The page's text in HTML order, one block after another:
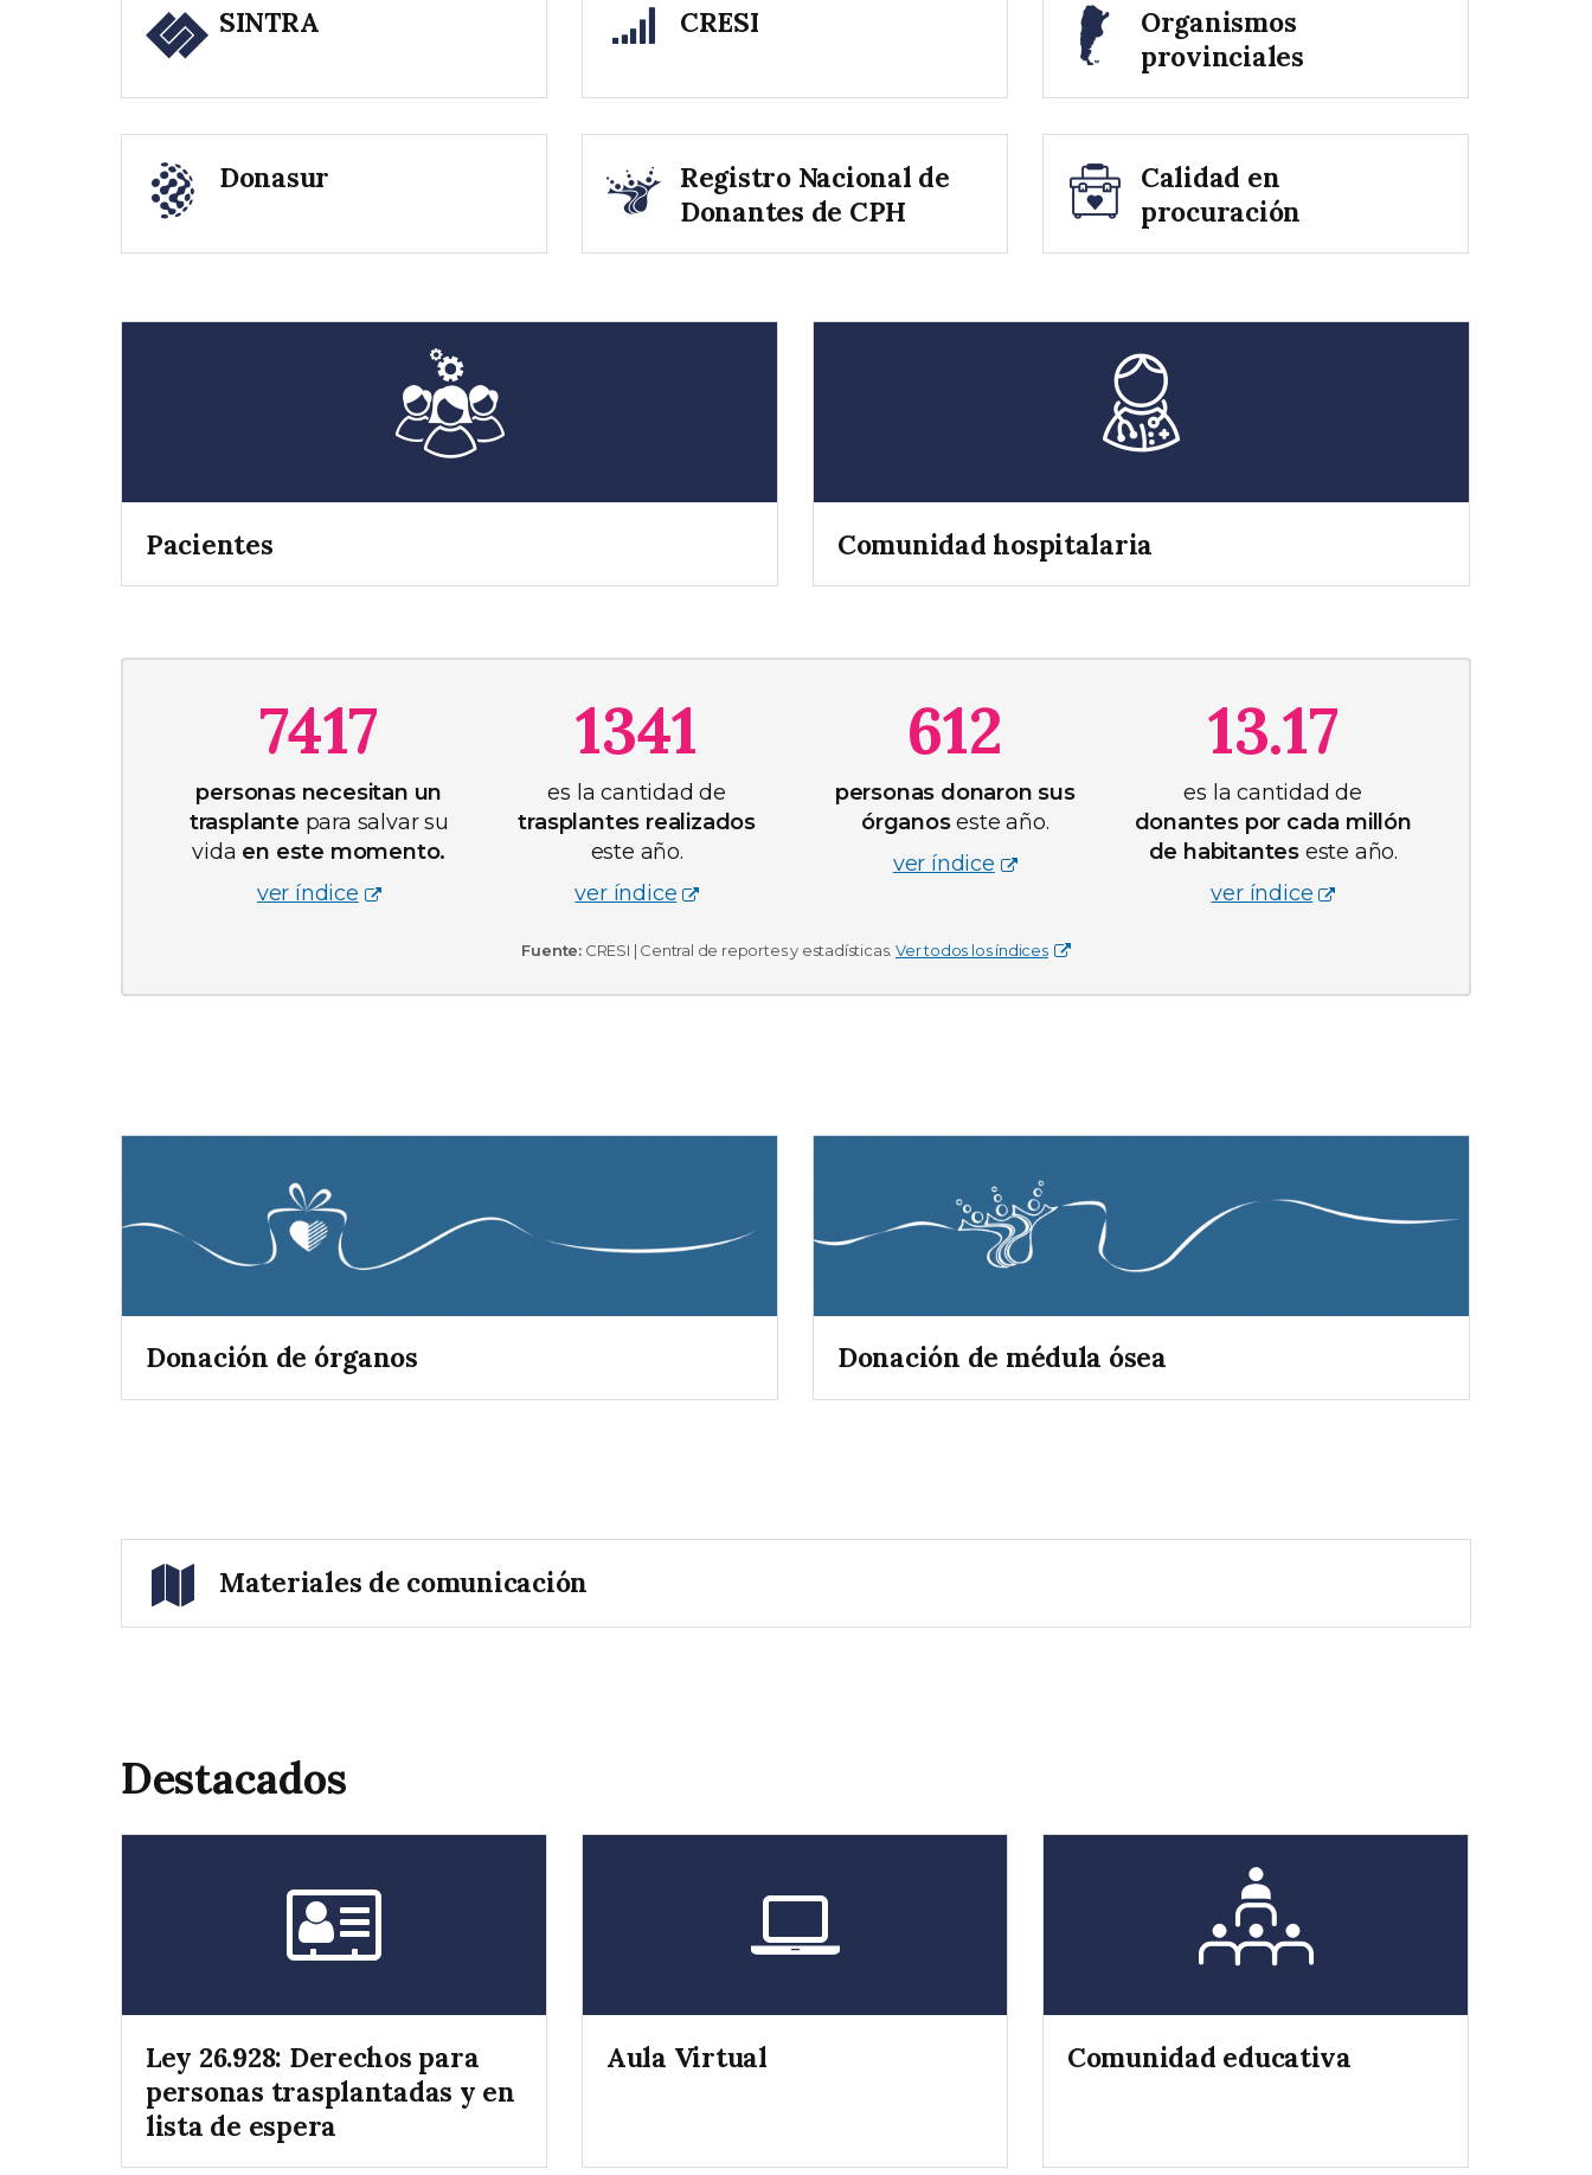
SINTRA CRESI
Organismos
provinciales
Donasur
Registro Nacional de
Donantes de CPH
Calidad en
procuración
Pacientes Comunidad hospitalaria
7417
personas necesitan un
trasplante para salvar su
vida en este momento.
ver índice
1341
es la cantidad de
trasplantes realizados
este año.
ver índice
612
personas donaron sus
órganoseste año.
ver índice
13.17
es la cantidad de
donantes por cada millón
de habitanteseste año.
ver índice
Fuente:CRESI | Central de reportes y estadísticas. Ver todos los índices
Donación de órganos Donación de médula ósea
Materiales de comunicación
Destacados
Ley 26.928: Derechos para
personas trasplantadas y en
lista de espera
Aula Virtual Comunidad educativa